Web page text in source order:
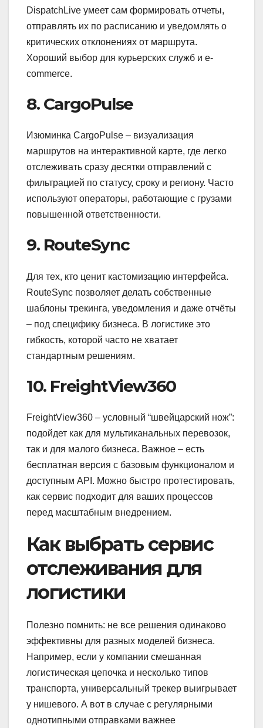
DispatchLive умеет сам формировать отчеты,
отправлять их по расписанию и уведомлять о
критических отклонениях от маршрута.
Хороший выбор для курьерских служб и e-
commerce.
8. CargoPulse
Изюминка CargoPulse – визуализация
маршрутов на интерактивной карте, где легко
отслеживать сразу десятки отправлений с
фильтрацией по статусу, сроку и региону. Часто
используют операторы, работающие с грузами
повышенной ответственности.
9. RouteSync
Для тех, кто ценит кастомизацию интерфейса.
RouteSync позволяет делать собственные
шаблоны трекинга, уведомления и даже отчёты
– под специфику бизнеса. В логистике это
гибкость, которой часто не хватает
стандартным решениям.
10. FreightView360
FreightView360 – условный “швейцарский нож”:
подойдет как для мультиканальных перевозок,
так и для малого бизнеса. Важное – есть
бесплатная версия с базовым функционалом и
доступным API. Можно быстро протестировать,
как сервис подходит для ваших процессов
перед масштабным внедрением.
Как выбрать сервис
отслеживания для
логистики
Полезно помнить: не все решения одинаково
эффективны для разных моделей бизнеса.
Например, если у компании смешанная
логистическая цепочка и несколько типов
транспорта, универсальный трекер выигрывает
у нишевого. А вот в случае с регулярными
однотипными отправками важнее